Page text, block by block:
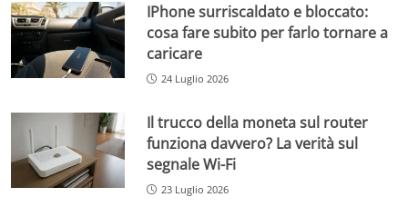
IPhone surriscaldato e bloccato:
cosa fare subito per farlo tornare a
caricare
24 Luglio 2026
Il trucco della moneta sul router
funziona davvero? La verità sul
segnale Wi-Fi
23 Luglio 2026